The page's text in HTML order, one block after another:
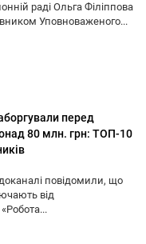
раді Ольга Філіппова
Уповноваженого...
перед
80 млн. грн: ТОП-10
повідомили, що
від